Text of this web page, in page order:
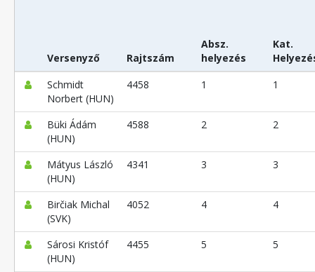
Versenyző Rajtszám
Absz.
helyezés
Kat.
Schmidt
Norbert (HUN)
4458 1 1
Büki Ádám
(HUN)
4588 2 2
Mátyus László
(HUN)
4341 3 3
Birčiak Michal
(SVK)
4052 4 4
Sárosi Kristóf
(HUN)
4455 5 5